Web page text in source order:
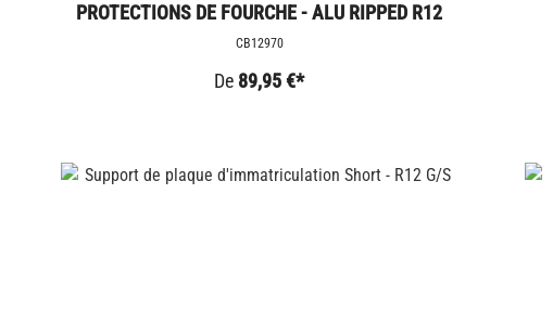
PROTECTIONS DE FOURCHE - ALU RIPPED R12
G/S
CB12970
De 89,95 €*